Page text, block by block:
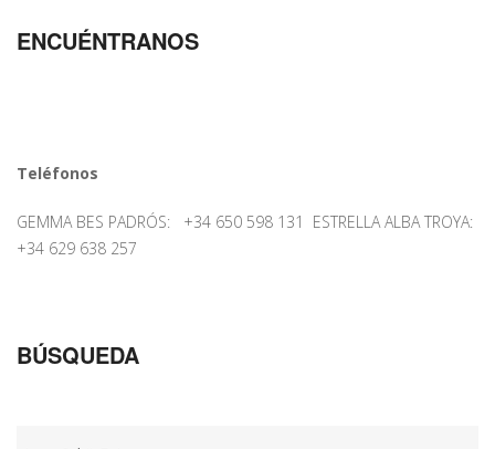
ENCUÉNTRANOS
Teléfonos
GEMMA BES PADRÓS: +34 650 598 131 ESTRELLA ALBA TROYA:
+34 629 638 257
BÚSQUEDA